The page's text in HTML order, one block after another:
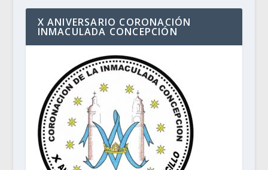
X ANIVERSARIO CORONACIÓN
INMACULADA CONCEPCIÓN